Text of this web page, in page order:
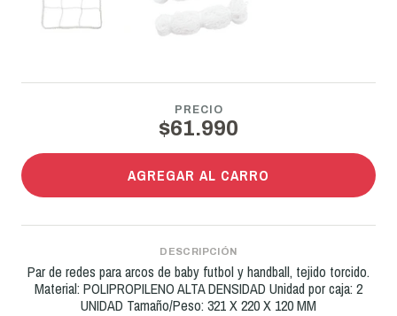
PRECIO
$61.990
AGREGAR AL CARRO
DESCRIPCIÓN
Par de redes para arcos de baby futbol y handball, tejido torcido.
Material: POLIPROPILENO ALTA DENSIDAD Unidad por caja: 2
UNIDAD Tamaño/Peso: 321 X 220 X 120 MM